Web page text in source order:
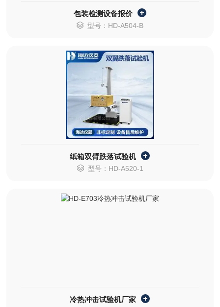
包装检测设备报价
型号：HD-A504-B
纸箱双臂跌落试验机
型号：HD-A520-1
冷热冲击试验机厂家